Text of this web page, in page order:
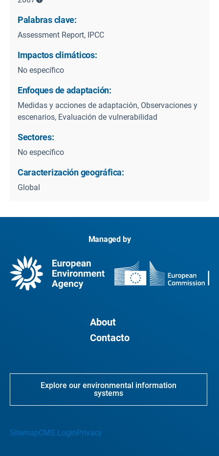
Palabras clave:
Assessment Report, IPCC
Impactos climáticos:
No específico
Enfoques de adaptación:
Medidas y acciones de adaptación, Observaciones y
escenarios, Evaluación de vulnerabilidad
Sectores:
No específico
Caracterización geográfica:
Global
Managed by
About
Contacto
Explore our environmental information
systems
SitemapCMS Login Privacy